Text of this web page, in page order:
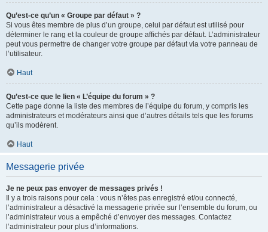
Qu’est-ce qu’un « Groupe par défaut » ?
Si vous êtes membre de plus d’un groupe, celui par défaut est utilisé pour
déterminer le rang et la couleur de groupe affichés par défaut. L’administrateur
peut vous permettre de changer votre groupe par défaut via votre panneau de
l’utilisateur.
Haut
Qu’est-ce que le lien « L’équipe du forum » ?
Cette page donne la liste des membres de l’équipe du forum, y compris les
administrateurs et modérateurs ainsi que d’autres détails tels que les forums
qu’ils modèrent.
Haut
Messagerie privée
Je ne peux pas envoyer de messages privés !
Il y a trois raisons pour cela : vous n’êtes pas enregistré et/ou connecté,
l’administrateur a désactivé la messagerie privée sur l’ensemble du forum, ou
l’administrateur vous a empêché d’envoyer des messages. Contactez
l’administrateur pour plus d’informations.